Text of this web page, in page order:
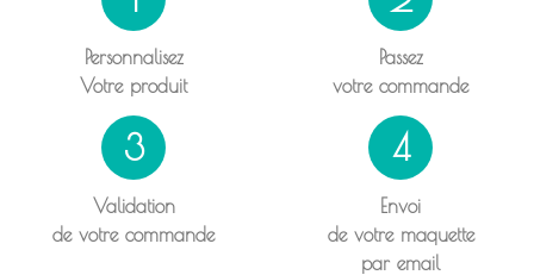
Personnalisez
Votre produit
Passez
votre commande
3
Validation
de votre commande
4
Envoi
de votre maquette
par email